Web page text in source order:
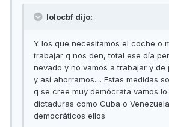
lolocbf dijo:
Y los que necesitamos el coche o
trabajar q nos den, total ese día
nevado y no vamos a trabajar y de
y así ahorramos.... Estas medidas
q se cree muy demócrata vamos
dictaduras como Cuba o
democráticos ellos